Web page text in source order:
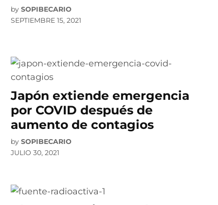
by SOPIBECARIO
SEPTIEMBRE 15, 2021
Japón extiende emergencia
por COVID después de
aumento de contagios
by SOPIBECARIO
JULIO 30, 2021